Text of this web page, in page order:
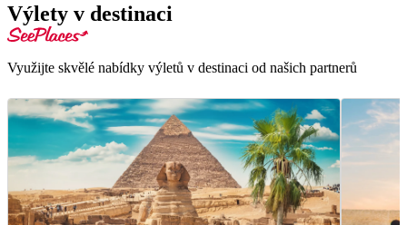
Výlety v destinaci
Využijte skvělé nabídky výletů v destinaci od našich partnerů